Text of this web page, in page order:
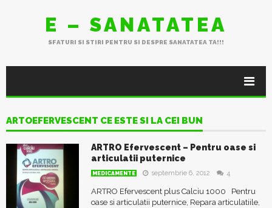
E – SANATATEA
SFATURI SI STIRI PENTRU SI DESPRE SANATATEA TA!!!
ARTOEFERVESCENT CE ESTE SI LA CEI BUN
ARTRO Efervescent – Pentru oase si
articulatii puternice
MEDICAMENTE septembrie 6, 2012 4
ARTRO Efervescent plus Calciu 1000 Pentru
oase si articulatii puternice, Repara articulatiile,